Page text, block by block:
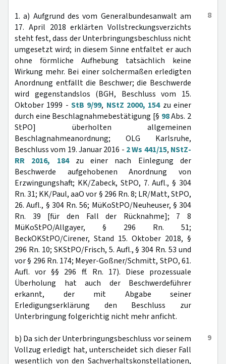
8
1. a) Aufgrund des vom Generalbundesanwalt am
17. April 2018 erklärten Vollstreckungsverzichts
steht fest, dass der Unterbringungsbeschluss nicht
umgesetzt wird; in diesem Sinne entfaltet er auch
ohne förmliche Aufhebung tatsächlich keine
Wirkung mehr. Bei einer solchermaßen erledigten
Anordnung entfällt die Beschwer; die Beschwerde
wird gegenstandslos (BGH, Beschluss vom 15.
Oktober 1999 - StB 9/99, NStZ 2000, 154zu einer
durch eine Beschlagnahmebestätigung [§ 98Abs. 2
StPO] überholten allgemeinen
Beschlagnahmeanordnung; OLG Karlsruhe,
Beschluss vom 19. Januar 2016 - 2 Ws 441/15, NStZ-
RR 2016, 184zu einer nach Einlegung der
Beschwerde aufgehobenen Anordnung von
Erzwingungshaft; KK/Zabeck, StPO, 7. Aufl., § 304
Rn. 31; KK/Paul, aaO vor § 296 Rn. 8; LR/Matt, StPO,
26. Aufl., § 304 Rn. 56; MüKoStPO/Neuheuser, § 304
Rn. 39 [für den Fall der Rücknahme]; 7 8
MüKoStPO/Allgayer, § 296 Rn. 51;
BeckOKStPO/Cirener, Stand 15. Oktober 2018, §
296 Rn. 10; SKStPO/Frisch, 5. Aufl., § 304 Rn. 53 und
vor § 296 Rn. 174; Meyer-Goßner/Schmitt, StPO, 61.
Aufl. vor §§ 296 ff. Rn. 17). Diese prozessuale
Überholung hat auch der Beschwerdeführer
erkannt, der mit Abgabe seiner
Erledigungserklärung den Beschluss zur
Unterbringung folgerichtig nicht mehr anficht.
9
b) Da sich der Unterbringungsbeschluss vor seinem
Vollzug erledigt hat, unterscheidet sich dieser Fall
wesentlich von den Sachverhaltskonstellationen,